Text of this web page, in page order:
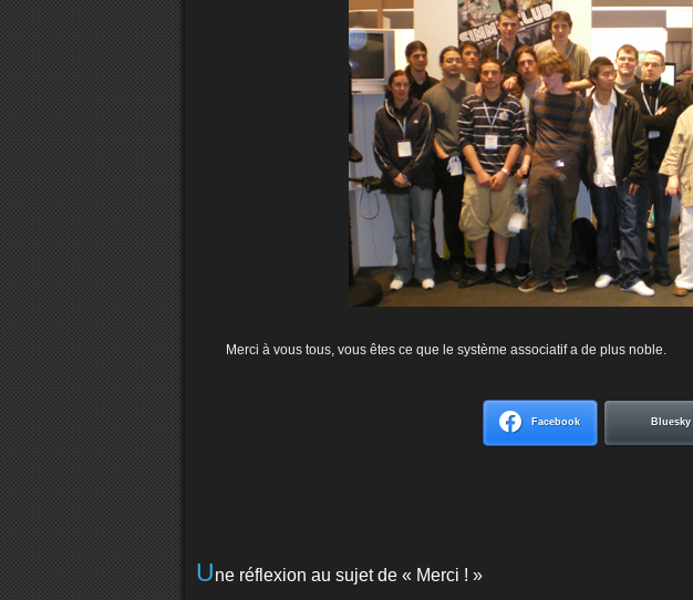
Merci à vous tous, vous êtes ce que le système associatif a de plus noble.
Facebook Bluesky
Une réflexion au sujet de « Merci ! »